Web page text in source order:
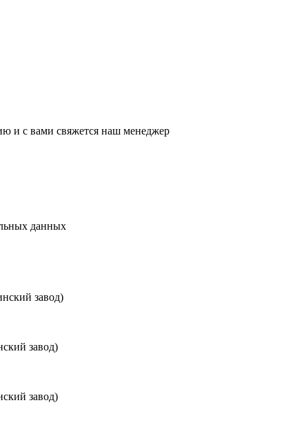
и с вами свяжется наш менеджер
данных
завод)
завод)
завод)